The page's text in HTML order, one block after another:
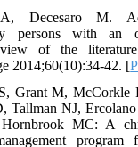
Decesaro M.
by persons with an
of the
2014;60(10):34-42.
Grant M,
Tallman NJ,
Hornbrook MC: A